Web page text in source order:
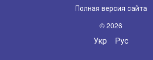
Полная версия сайта
© 2026
Укр Рус